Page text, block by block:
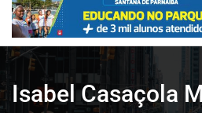
Isabel Casaçola